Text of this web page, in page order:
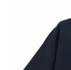
デッキブランド
サイズからデッ
7.6inch
トラック
トラックブラン
適合デッキサイ
7.7inchウィール
ウィールブラン
ウィールをサイ
55mm
スピットファイ
シューズブラン
シューズをサイ
23.5cm
サンダル
ロングスリー
ジャケット
パーカー
スタッフおすす
ショップライダ
スタッフ紹介
カリフォルニア